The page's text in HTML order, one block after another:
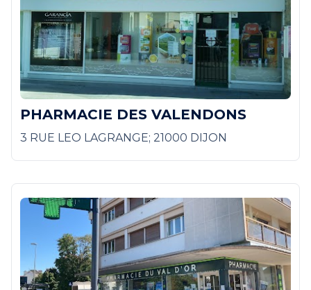
PHARMACIE DES VALENDONS
3 RUE LEO LAGRANGE; 21000 DIJON